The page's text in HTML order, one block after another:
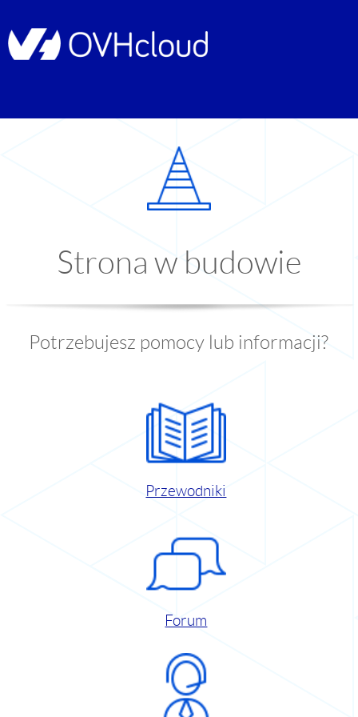
Strona w budowie
Potrzebujesz pomocy lub informacji?
Przewodniki
Forum